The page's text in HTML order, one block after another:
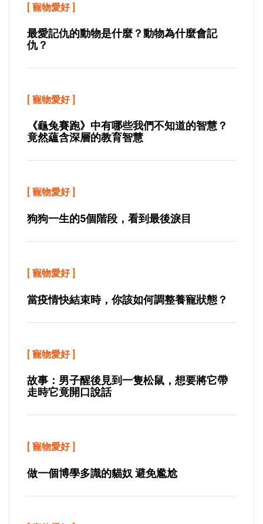
[ 寵物愛好]
最愛記仇的動物是什麼？動物為什麼會記
仇？
[ 寵物愛好]
《龜兔賽跑》中有哪些我們不知道的智慧？
竟然蘊含深層的教育智慧
[ 寵物愛好]
狗狗一生的5個階段，看到最後淚目
[ 寵物愛好]
當疫情快結束時，你該如何調整養寵狀態？
[ 寵物愛好]
故事：男子醒後見到一隻松鼠，想要將它帶
走時它竟開口說話
[ 寵物愛好]
做一個博學多識的貓奴 避免尷尬